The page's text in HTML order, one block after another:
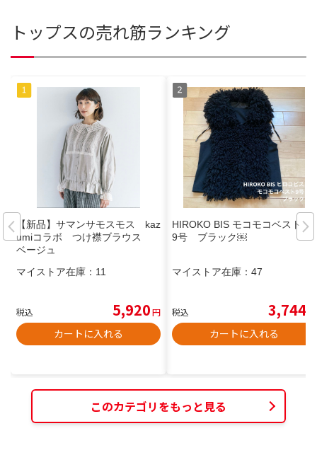
トップスの売れ筋ランキング
【新品】サマンサモスモス kaz
umiコラボ つけ襟ブラウス
ベージュ
マイストア在庫： 11
税込 5,920円
カートに入れる
HIROKO BIS モコモコベスト
9号 ブラック￼
マイストア在庫： 47
税込 3,744
カートに入れる
このカテゴリをもっと見る